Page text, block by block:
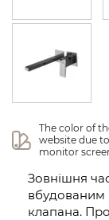
The color of
website due
monitor
Зовнішня
вбудованим
клапана.